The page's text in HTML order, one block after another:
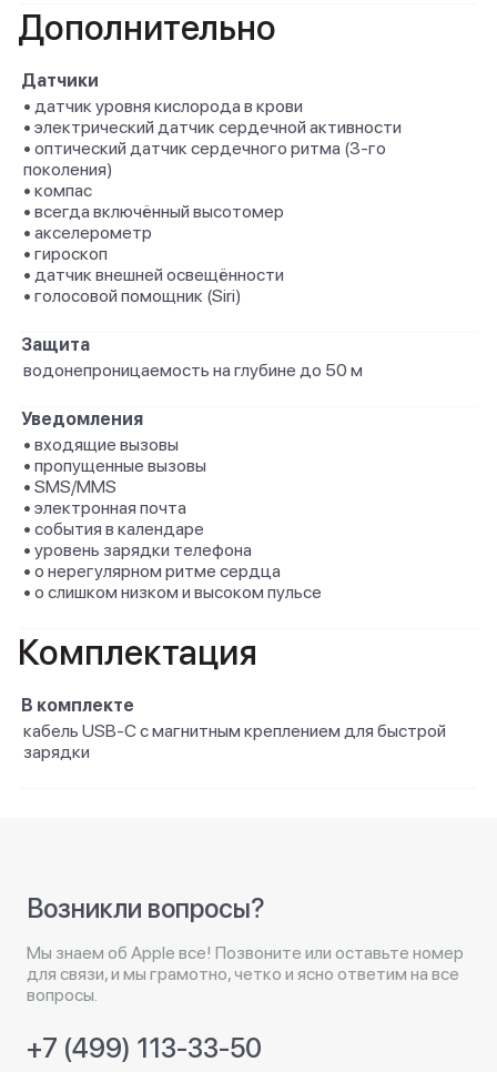
Дополнительно
Датчики
• датчик уровня кислорода в крови
• электрический датчик сердечной активности
• оптический датчик сердечного ритма (3‑го
поколения)
• компас
• всегда включённый высотомер
• акселерометр
• гироскоп
• датчик внешней освещённости
• голосовой помощник (Siri)
Защита
водонепроницаемость на глубине до 50 м
Уведомления
• входящие вызовы
• пропущенные вызовы
• SMS/MMS
• электронная почта
• события в календаре
• уровень зарядки телефона
• о нерегулярном ритме сердца
• о слишком низком и высоком пульсе
Комплектация
В комплекте
кабель USB‑C с магнитным креплением для быстрой
зарядки
Возникли вопросы?
Мы знаем об Apple все! Позвоните или оставьте номер
для связи, и мы грамотно, четко и ясно ответим на все
вопросы.
+7 (499) 113-33-50